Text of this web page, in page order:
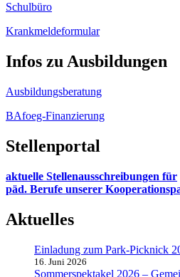
Schulbüro
Krankmeldeformular
Infos zu Ausbildungen
Ausbildungsberatung
BAfoeg-Finanzierung
Stellenportal
aktuelle Stellenausschreibungen für
päd. Berufe unserer
Aktuelles
Einladung zum Park-Picknick
16. Juni 2026
Sommerspektakel 2026 –